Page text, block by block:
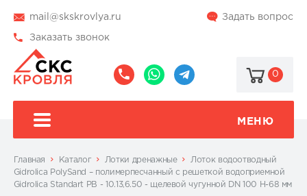
mail@skskrovlya.ru Задать вопрос
Заказать звонок
0
МЕНЮ
Главная Каталог Лотки дренажные
Лоток водоотводный
Gidrolica PolySand – полимерпесчанный c решеткой водоприемной
Gidrolica Standart РВ - 10.13,6.50 - щелевой чугунной DN 100 H-68 мм